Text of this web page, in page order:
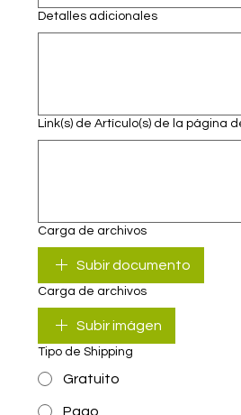
Detalles adicionales
Link(s) de Artículo(s) de la página
Carga de archivos
Subir documento
Carga de archivos
Subir imágen
Tipo de Shipping
Gratuito
Pago